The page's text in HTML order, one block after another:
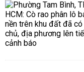
nhân dương tính với
Hiện Việt Nam có 6
437, BN 433, BN
cao tuổi, có nhiều